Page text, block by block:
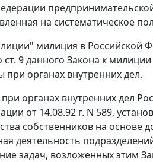
на систематическое
милиция в Российской
ст. 9данного Закона к
органах внутренних дел.
органах внутренних дел
от 14.08.92 г. N 589,
собственников на основе
деятельность
задач, возложенных этим